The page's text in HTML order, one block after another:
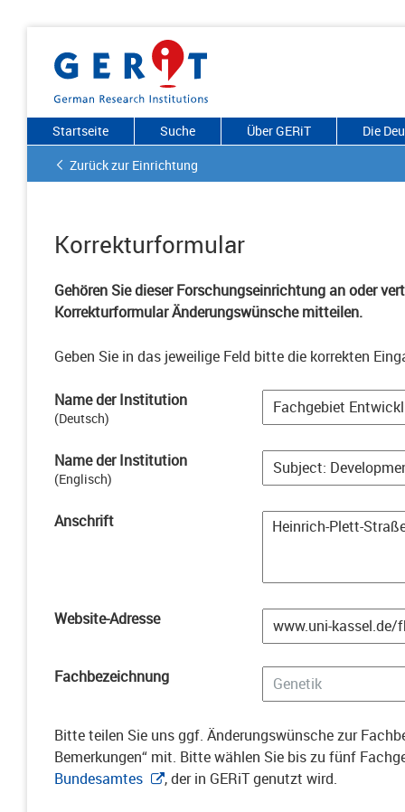
Startseite Suche Über GERiT
Die
Zurück zur Einrichtung
Korrekturformular
Gehören Sie dieser Forschungseinrichtung an oder
Korrekturformular Änderungswünsche mitteilen.
Geben Sie in das jeweilige Feld bitte die korrekten
Name der Institution
(Deutsch)
Name der Institution
(Englisch)
Anschrift
Website-Adresse
Fachbezeichnung
Bitte teilen Sie uns ggf. Änderungswünsche zur
Bemerkungen“ mit. Bitte wählen Sie bis zu fünf
Bundesamtes
, der in GERiT genutzt wird.